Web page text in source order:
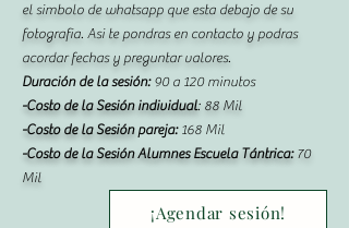
el simbolo de whatsapp que esta debajo de su
fotografia. Asi te pondras en contacto y podras
acordar fechas y preguntar valores.
Duración de la sesión:90 a 120 minutos
-Costo de la Sesión individual: 88 Mil
-Costo de la Sesión pareja:168 Mil
-Costo de la Sesión Alumnes Escuela Tántrica:70
Mil
¡Agendar sesión!